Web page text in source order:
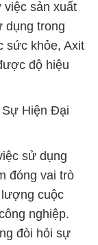
sản xuất
dụng trong
sức khỏe, Axit
độ hiệu
Sự Hiện Đại
sử dụng
đóng vai trò
cuộc
nghiệp.
đòi hỏi sự